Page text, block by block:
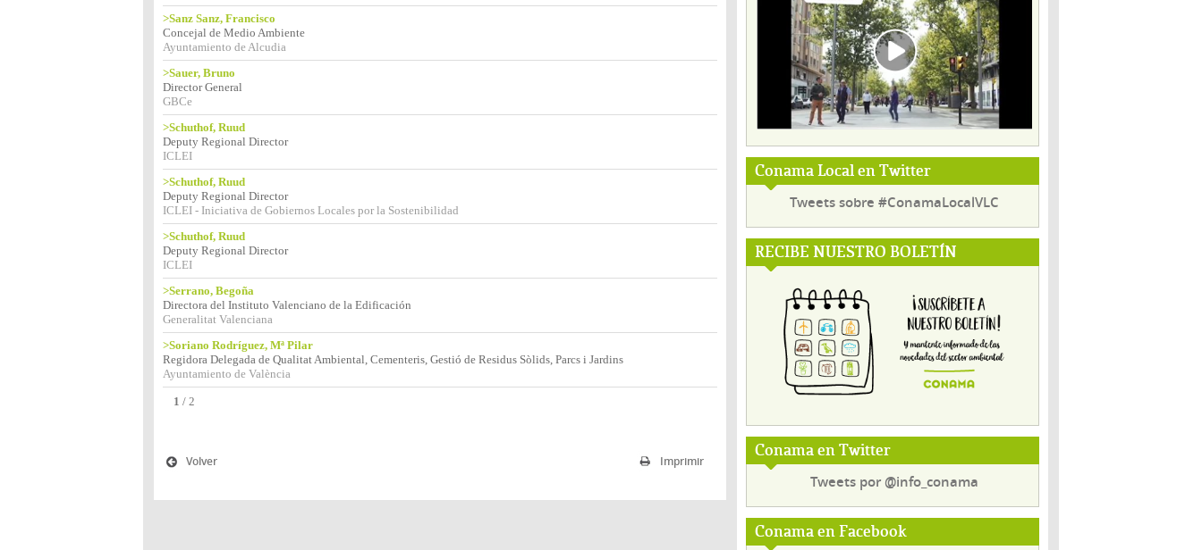
Conama Local en Twitter
Tweets sobre #ConamaLocalVLC
RECIBE NUESTRO BOLETÍN
Conama en Twitter
Tweets por @info_conama
Conama en Facebook
>Sanz Sanz, Francisco
Concejal de Medio Ambiente
Ayuntamiento de Alcudia
>Sauer, Bruno
Director General
GBCe
>Schuthof, Ruud
Deputy Regional Director
ICLEI
>Schuthof, Ruud
Deputy Regional Director
ICLEI - Iniciativa de Gobiernos Locales por la Sostenibilidad
>Schuthof, Ruud
Deputy Regional Director
ICLEI
>Serrano, Begoña
Directora del Instituto Valenciano de la Edificación
Generalitat Valenciana
>Soriano Rodríguez, Mª Pilar
Regidora Delegada de Qualitat Ambiental, Cementeris, Gestió de Residus Sòlids, Parcs i Jardins
Ayuntamiento de València
1 / 2
Imprimir
Volver